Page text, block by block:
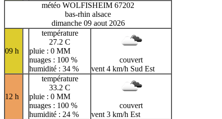
météo WOLFISHEIM 67202
bas-rhin alsace
dimanche 09 aout 2026
09 h
température
27.2 C
pluie : 0 MM
nuages : 100 %
humidité : 34 %
couvert
vent 4 km/h Sud Est
12 h
température
33.2 C
pluie : 0 MM
nuages : 100 %
humidité : 24 %
couvert
vent 3 km/h Est